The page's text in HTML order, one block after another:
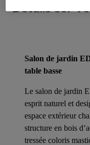
Détails sur
Salon de jardin
table basse
Le salon de jardin
esprit naturel et
espace extérieur
structure en bois
tressée coloris